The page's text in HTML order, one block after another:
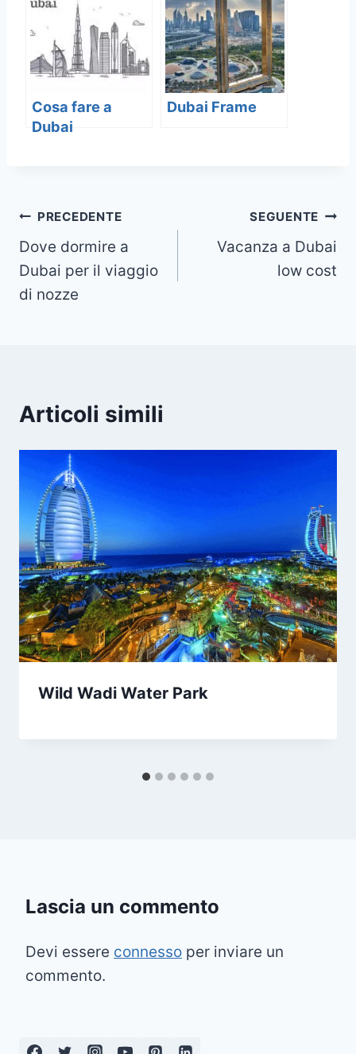
Cosa fare a
Dubai
Dubai Frame
Navigazione
articoli
PRECEDENTE
Dove dormire a
Dubai per il viaggio
di nozze
SEGUENTE
Vacanza a Dubai
low cost
Articoli simili
Wild Wadi Water Park
Lascia un commento
Devi essere connesso per inviare un
commento.